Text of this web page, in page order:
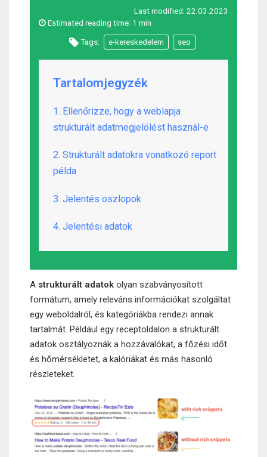
Last modified: 22.03.2023
Estimated reading time: 1 min
Tags: e-kereskedelem seo
Tartalomjegyzék
1. Ellenőrizze, hogy a weblapja
strukturált adatmegjelölést használ-e
2. Strukturált adatokra vonatkozó report
példa
3. Jelentés oszlopok
4. Jelentési adatok
A strukturált adatok olyan szabványosított
formátum, amely releváns információkat szolgáltat
egy weboldalról, és kategóriákba rendezi annak
tartalmát. Például egy receptoldalon a strukturált
adatok osztályoznák a hozzávalókat, a főzési időt
és hőmérsékletet, a kalóriákat és más hasonló
részleteket.